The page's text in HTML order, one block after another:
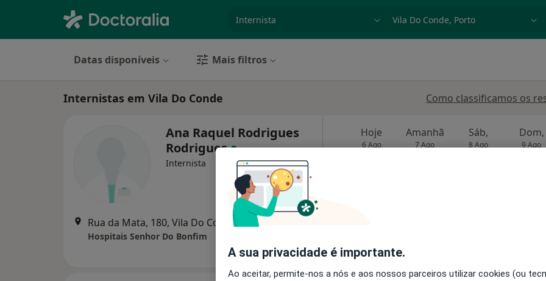
Datas disponíveis Mais filtros
Internistas em Vila Do Conde Como classificamos os
Ana Raquel Rodrigues
Rodrigues
Internista
Rua da Mata, 180, Vila Do Conde Mapa
Hospitais Senhor Do Bonfim
Hoje
6 Ago
Amanhã
7 Ago
Sáb,
8 Ago
Dom,
9 Ago
A sua privacidade é importante.
Ao aceitar, permite-nos a nós e aos nossos parceiros utilizar cookies (ou